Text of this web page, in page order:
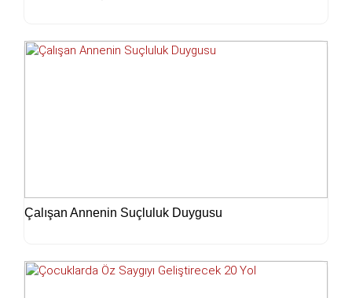
Çalışan Annenin Suçluluk Duygusu